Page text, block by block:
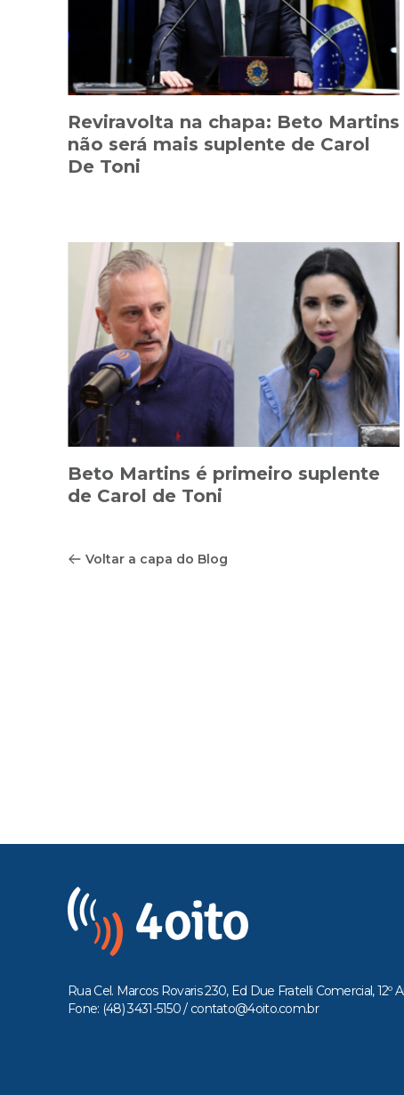
Reviravolta na chapa: Beto Martins
não será mais suplente de Carol
De Toni
Beto Martins é primeiro suplente
de Carol de Toni
Voltar a capa do Blog
Rua Cel. Marcos Rovaris 230, Ed Due Fratelli Comercial, 12º
Fone: (48) 3431-5150 / contato@4oito.com.br